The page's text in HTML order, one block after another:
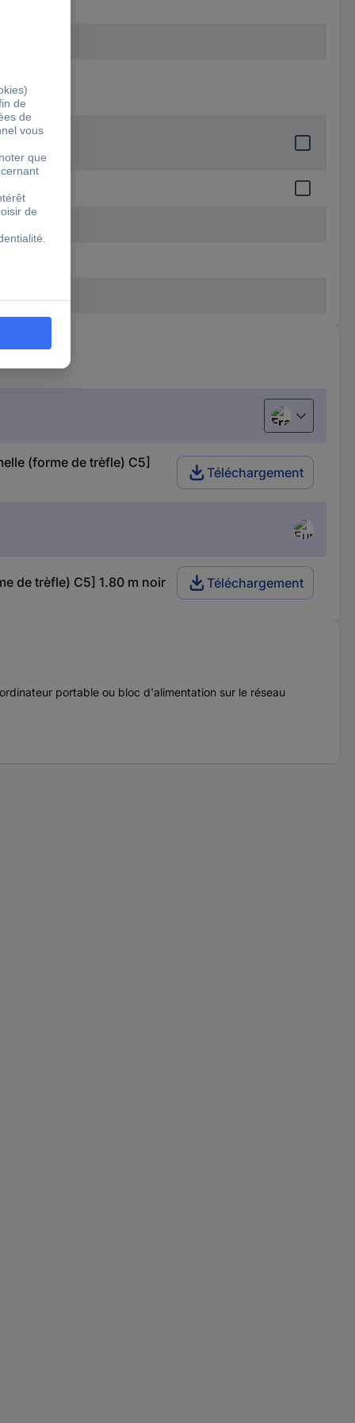
Français
(forme de trèfle) C5]
Téléchargement
de trèfle) C5] 1.80 m noir Téléchargement
portable ou bloc d'alimentation sur le réseau